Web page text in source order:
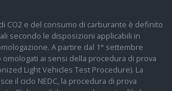
CO2 e del consumo di carburante è definito
secondo le disposizioni applicabili in
A partire dal 1° settembre
omologati ai sensi della procedura di prova
Light Vehicles Test Procedure). La
il ciclo NEDC, la procedura di prova